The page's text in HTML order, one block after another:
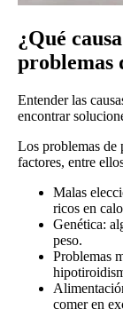
¿Qué
problemas
Entender las
encontrar
Los problemas de
factores, entre
Malas
ricos en
Genética:
peso.
Problemas
comer en